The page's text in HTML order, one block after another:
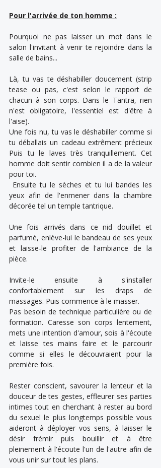
Pour l'arrivée de ton homme :
Pourquoi ne pas laisser un mot dans le
salon l'invitant à venir te rejoindre dans la
salle de bains...
Là, tu vas te déshabiller doucement (strip
tease ou pas, c'est selon le rapport de
chacun à son corps. Dans le Tantra, rien
n'est obligatoire, l'essentiel est d'être à
l'aise).
Une fois nu, tu vas le déshabiller comme si
tu déballais un cadeau extrêment précieux
Puis tu le laves très tranquillement. Cet
homme doit sentir combien il a de la valeur
pour toi.
yeux afin de l'enmener dans la chambre
décorée tel un temple tantrique.
Une fois arrivés dans ce nid douillet et
parfumé, enlève-lui le bandeau de ses yeux
et laisse-le profiter de l'ambiance de la
pièce.
Invite-le ensuite à s'installer
confortablement sur les draps de
massages. Puis commence à le masser.
Pas besoin de technique particulière ou de
formation. Caresse son corps lentement,
mets une intention d'amour, sois à l'écoute
et laisse tes mains faire et le parcourir
comme si elles le découvraient pour la
première fois.
Rester conscient, savourer la lenteur et la
douceur de tes gestes, effleurer ses parties
intimes tout en cherchant à rester au bord
du sexuel le plus longtemps possible vous
aideront à déployer vos sens, à laisser le
désir frémir puis bouillir et à être
pleinement à l'écoute l'un de l'autre afin de
vous unir sur tout les plans.